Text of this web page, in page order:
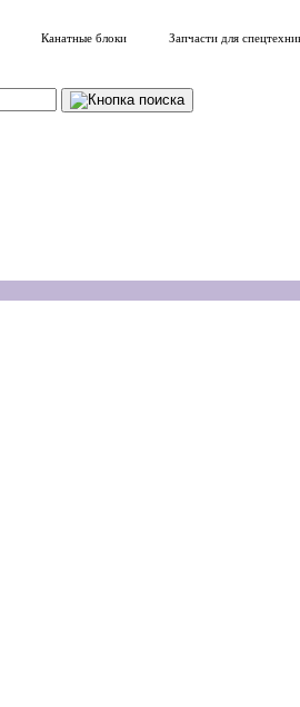
Канатные блоки Запчасти для